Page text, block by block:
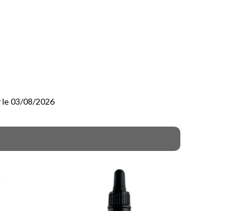
le 03/08/2026